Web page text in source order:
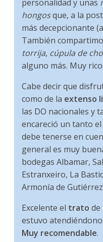
personalidad y unas
hongosque, a la
más decepcionante
También
torrija, cúpula de
alguno más. Muy
Cabe decir que
como de la extenso
las DO nacionales y
encareció un tanto
debe tenerse en
general es muy
bodegas Albamar,
Estranxeiro, La
Armonía de
Excelente el trato de
estuvo
Muy recomendable.